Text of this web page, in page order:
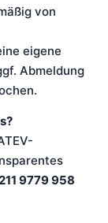
von
eigene
Abmeldung
9779 958